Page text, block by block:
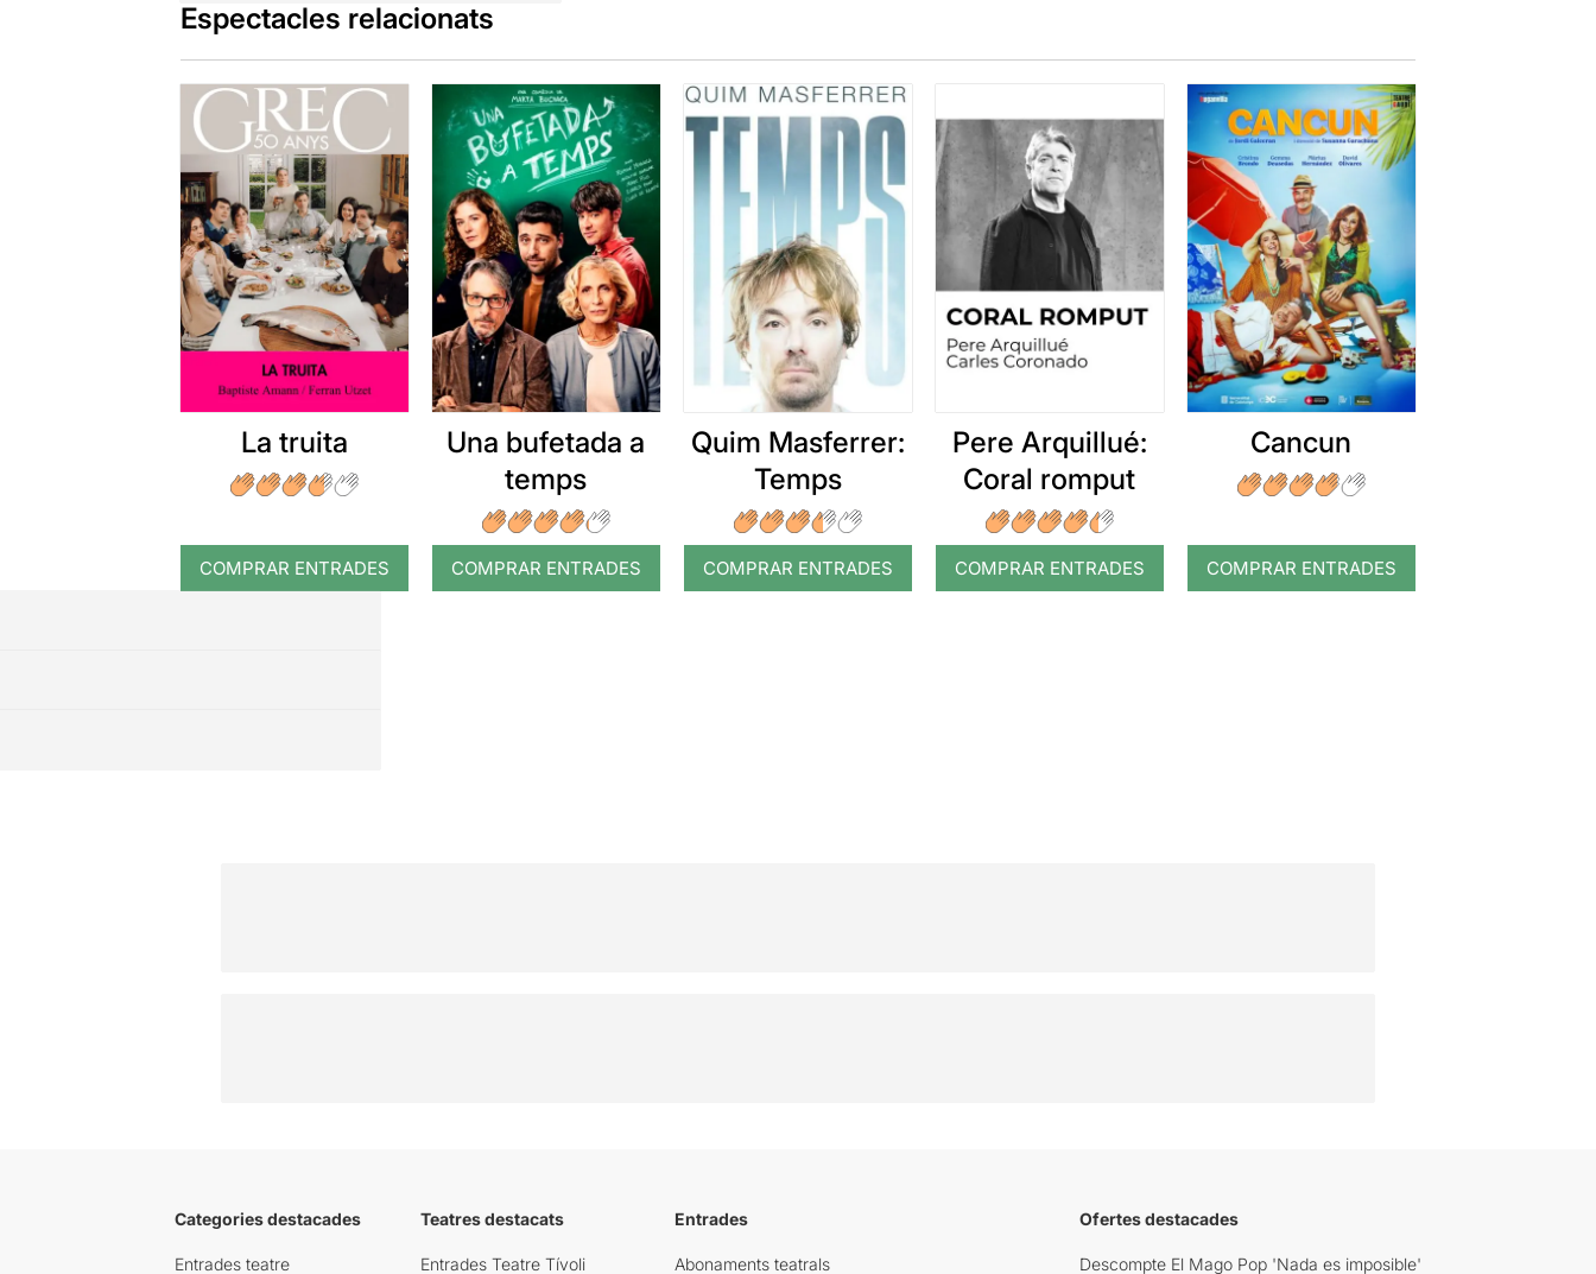
Espectacles relacionats
La truita
COMPRAR ENTRADES
Una bufetada a
temps
COMPRAR ENTRADES
Quim Masferrer:
Temps
COMPRAR ENTRADES
Pere Arquillué:
Coral romput
COMPRAR ENTRADES
Cancun
COMPRAR ENTRADES
Categories destacades
Entrades teatre
Teatres destacats
Entrades Teatre Tívoli
Entrades
Abonaments teatrals
Ofertes destacades
Descompte El Mago Pop 'Nada es imposible'